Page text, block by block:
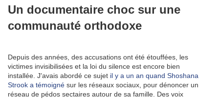
Un documentaire choc sur une
communauté orthodoxe
Depuis des années, des accusations ont été étouffées, les
victimes invisibilisées et la loi du silence est encore bien
installée. J'avais abordé ce sujet il y a un an quand Shoshana
Strook a témoigné sur les réseaux sociaux, pour dénoncer un
réseau de pédos sectaires autour de sa famille. Des voix